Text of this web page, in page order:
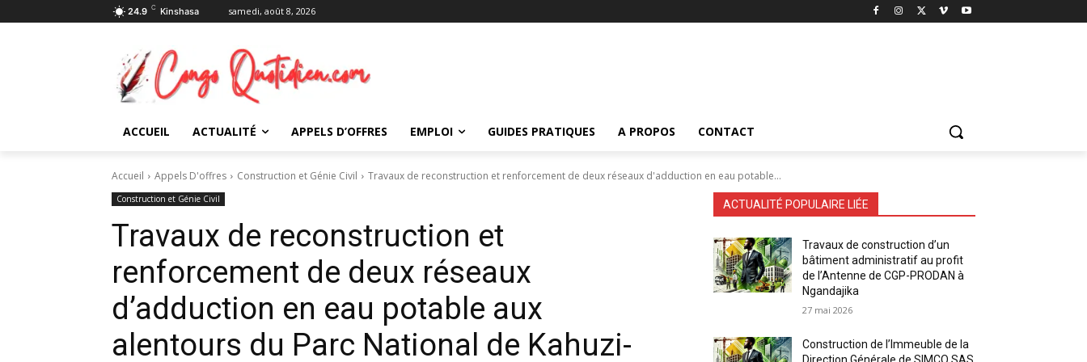
24.9 C Kinshasa samedi, août 8, 2026
ACCUEIL ACTUALITÉ APPELS D’OFFRES EMPLOI GUIDES PRATIQUES A PROPOS CONTACT
Accueil Appels D'offres Construction et Génie Civil Travaux de reconstruction et renforcement de deux réseaux d'adduction en eau potable...
Construction et Génie Civil
Travaux de reconstruction et
renforcement de deux réseaux
d’adduction en eau potable aux
alentours du Parc National de Kahuzi-
ACTUALITÉ POPULAIRE LIÉE
Travaux de construction d’un
bâtiment administratif au profit
de l’Antenne de CGP-PRODAN à
Ngandajika
27 mai 2026
Construction de l’Immeuble de la